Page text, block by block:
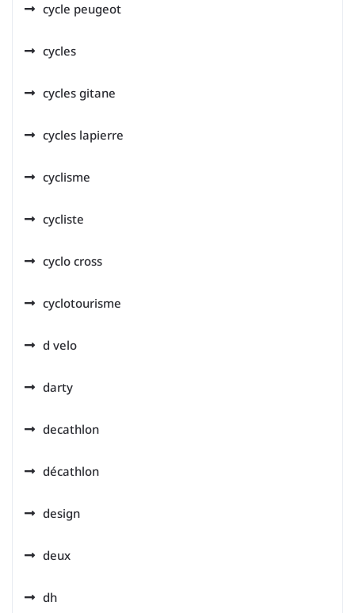
cycle peugeot
cycles
cycles gitane
cycles lapierre
cyclisme
cycliste
cyclo cross
cyclotourisme
d velo
darty
decathlon
décathlon
design
deux
dh